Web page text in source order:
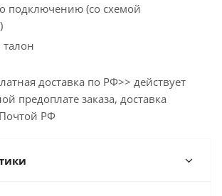
подключению (со схемой
доставка по РФ>> действует
предоплате заказа, доставка
РФ